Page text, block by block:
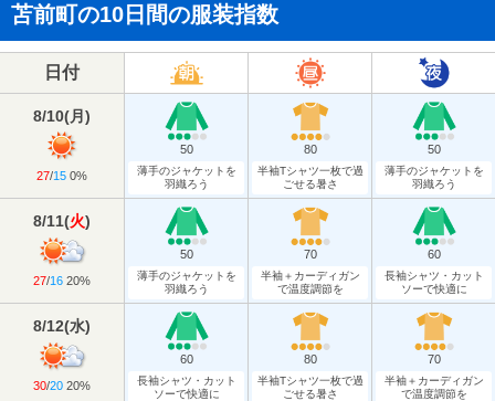
苫前町の10日間の服装指数
日付
8/10(月 )
27/15 0%
50
薄手のジャケットを
羽織ろう
80
半袖Tシャツ一枚で過
ごせる暑さ
50
薄手のジャケットを
羽織ろう
8/11(火)
27/16 20%
50
薄手のジャケットを
羽織ろう
70
半袖＋カーディガン
で温度調節を
60
長袖シャツ・カット
ソーで快適に
8/12(水)
30/20 20%
60
長袖シャツ・カット
ソーで快適に
80
半袖Tシャツ一枚で過
ごせる暑さ
70
半袖＋カーディガン
で温度調節を